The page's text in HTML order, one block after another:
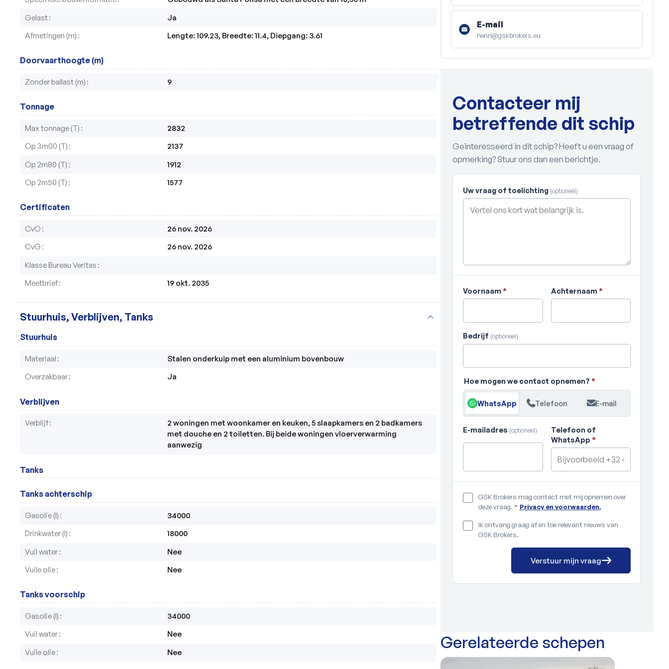
Gelast
Ja
Afmetingen (m)
Lengte: 109.23, Breedte: 11.4, Diepgang: 3.61
Doorvaarthoogte (m)
Zonder ballast (m) 9
Tonnage
Max tonnage (T)
2832
Op 3m00 (T)
2137
Op 2m80 (T)
1912
Op 2m50 (T)
1577
Certificaten
CvO
26 nov. 2026
CvG
26 nov. 2026
Klasse Bureau Veritas
Meetbrief
19 okt. 2035
Stuurhuis, Verblijven, Tanks expand_more
Stuurhuis
Materiaal
Stalen onderkuip met een aluminium bovenbouw
Overzakbaar
Ja
Verblijven
Verblijf
2 woningen met woonkamer en keuken, 5 slaapkamers en 2 badkamers
met douche en 2 toiletten. Bij beide woningen vloerverwarming
aanwezig
Tanks
Tanks achterschip
Gasolie (l)
34000
Drinkwater (l)
18000
Vuil water
Nee
Vuile olie
Nee
Tanks voorschip
Gasolie (l)
34000
Vuil water
Nee
Vuile olie
Nee
E-mail
henri@gskbrokers.eu
Contacteer mij
betreffende dit schip
Geïnteresseerd in dit schip? Heeft u een vraag of
opmerking? Stuur ons dan een berichtje.
Uw vraag of toelichting (optioneel)
Voornaam* Achternaam *
Bedrijf (optioneel)
Hoe mogen we contact opnemen?*
WhatsApp Telefoon E-mail
E-mailadres (optioneel)
Telefoon of
WhatsApp *
GSK Brokers mag contact met mij opnemen over
deze vraag. * Privacy en voorwaarden.
Ik ontvang graag af en toe relevant nieuws van
GSK Brokers.
Verstuur mijn vraag
Gerelateerde schepen